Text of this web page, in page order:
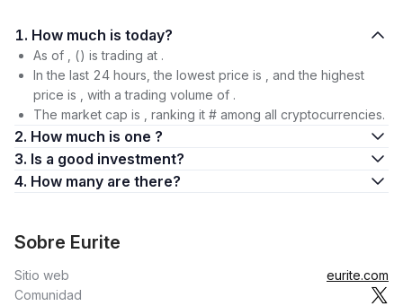
1. How much is today?
As of , () is trading at .
In the last 24 hours, the lowest price is , and the highest
price is , with a trading volume of .
The market cap is , ranking it # among all cryptocurrencies.
2. How much is one ?
3. Is a good investment?
4. How many are there?
Sobre Eurite
Sitio web
eurite.com
Comunidad